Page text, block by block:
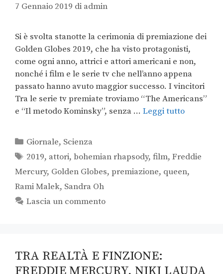
7 Gennaio 2019 di admin
Si è svolta stanotte la cerimonia di premiazione dei
Golden Globes 2019, che ha visto protagonisti,
come ogni anno, attrici e attori americani e non,
nonché i film e le serie tv che nell’anno appena
passato hanno avuto maggior successo. I vincitori
Tra le serie tv premiate troviamo “The Americans”
e “Il metodo Kominsky”, senza … Leggi tutto
Giornale, Scienza
2019, attori,bohemian rhapsody,film,Freddie
Mercury, Golden Globes, premiazione, queen,
Rami Malek, Sandra Oh
Lascia un commento
TRA REALTÀ E FINZIONE:
FREDDIE MERCURY, NIKI LAUDA